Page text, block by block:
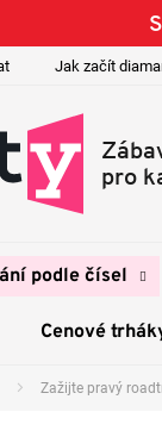
Jak začít
podle čísel
Cenové
Zažijte pravý